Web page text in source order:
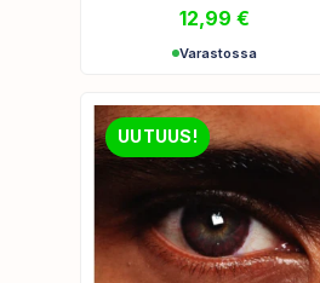
12,99 €
Varastossa
UUTUUS!